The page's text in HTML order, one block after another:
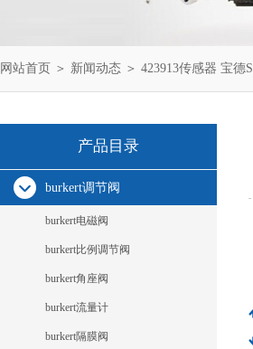
网站首页 ＞ 新闻动态 ＞ 423913传感器 宝德
产品目录
burkert调节阀
burkert电磁阀
burkert比例调节阀
burkert角座阀
burkert流量计
burkert隔膜阀